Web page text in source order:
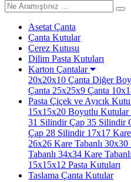
Asetat Çanta
Çanta Kutular
Çerez Kutusu
Dilim Pasta Kutuları
Karton Çantalar
20x20x10 Çanta Diğer
Çanta 25x25x9 Çanta
Pasta Çiçek ve Ayıcık
15x15x20 Boyutlu Kutular
31 SilindirÇap 35 Silindir
Çap 28 Silindir17x17 Kare
26x26 Kare Tabanlı 30x30
Tabanlı 34x34 Kare Tabanlı
15x15x12 Pasta Kutuları
Taslama Çanta Kutular